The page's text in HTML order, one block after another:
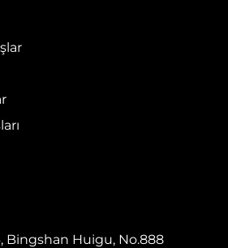
Bingshan Huigu, No.888